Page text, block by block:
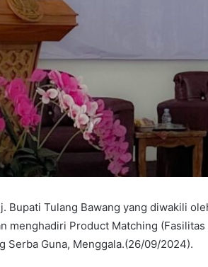
Bupati Tulang Bawang yang diwakili
menghadiri Product Matching (Fasilitas
Serba Guna, Menggala.(26/09/2024).